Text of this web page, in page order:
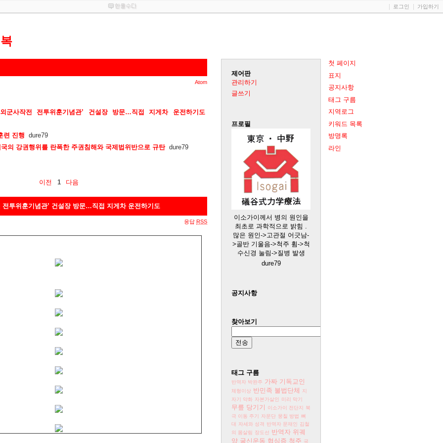
첫 페이지
표지
공지사항
태그 구름
지역로그
키워드 목록
방명록
라인
Atom
군사작전 전투위훈기념관’ 건설장 방문…직접 지게차 운전하기도
련 진행 dure79
의 강권행위를 란폭한 주권침해와 국제법위반으로 규탄 dure79
이전 1 다음
전투위훈기념관’ 건설장 방문…직접 지게차 운전하기도
응답 RSS
제어판
관리하기
글쓰기
프로필
이소가이께서 병의 원인을
최초로 과학적으로 밝힘 .
많은 원인->고관절 어긋남-
>골반 기울음->척주 휨->척
수신경 눌림->질병 발생
dure79
공지사항
찾아보기
태그 구름
반역자 박완주 가짜 기독교인
체형이상 반민족 불법단체
지
자기 약화
자본가살인 미리 막기
무릎 당기기 이소가이 전단지
북
극 이동 주기
자문단 뭉칠 방법
뼈
대
자세와 성격 반역자 문재인
김철
의 몸살림
장도선 반역자 위궤
양 굴신운동 협심증 척주 국
로그인 가입하기